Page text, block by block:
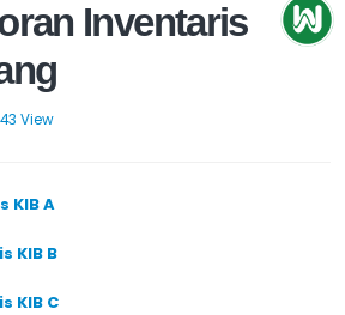
Inventaris
View
KIB A
KIB B
KIB C